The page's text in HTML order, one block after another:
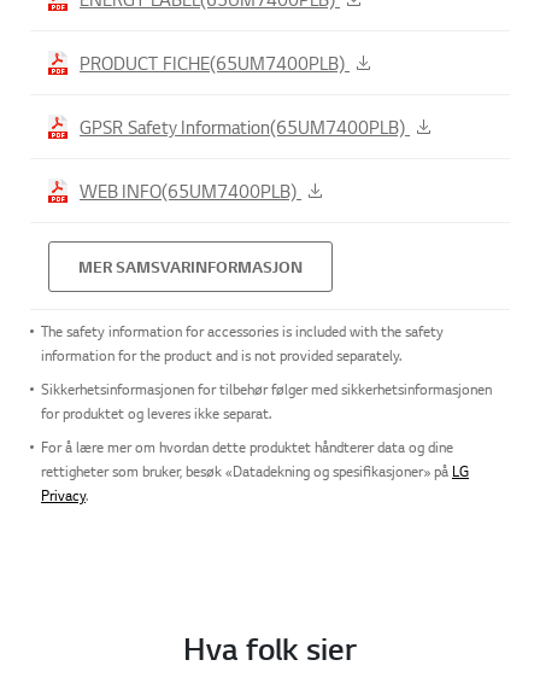
PRODUCT FICHE(65UM7400PLB)
GPSR Safety Information(65UM7400PLB)
WEB INFO(65UM7400PLB)
MER SAMSVARINFORMASJON
The safety information for accessories is included with the safety
information for the product and is not provided separately.
Sikkerhetsinformasjonen for tilbehør følger med sikkerhetsinformasjonen
for produktet og leveres ikke separat.
For å lære mer om hvordan dette produktet håndterer data og dine
rettigheter som bruker, besøk «Datadekning og spesifikasjoner» på LG
Privacy.
Hva folk sier